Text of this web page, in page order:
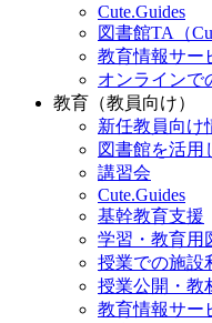
Cute.Guides
図書館TA（
教育情報サー
オンラインで
教育（教員向け）
新任教員向け
図書館を活用
講習会
Cute.Guides
基幹教育支援
学習・教育用
授業での施設
授業公開・教
教育情報サー